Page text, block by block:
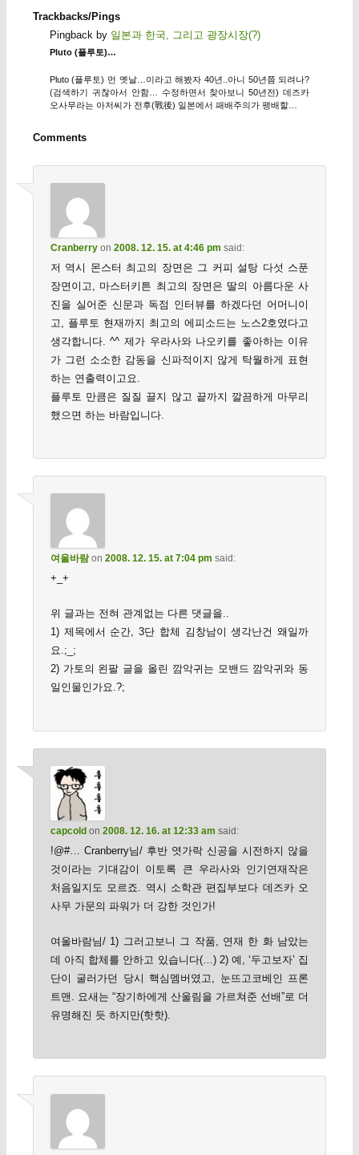
Trackbacks/Pings
Pingback by 일본과 한국, 그리고 광장시장(?)
Pluto (플루토)…
Pluto (플루토) 먼 옛날…이라고 해봤자 40년..아니 50년쯤 되려나?
(검색하기 귀찮아서 안함… 수정하면서 찾아보니 50년전) 데즈카
오사무라는 아저씨가 전후(戰後) 일본에서 패배주의가 팽배할…
Comments
Cranberryon 2008. 12. 15. at 4:46 pm said:
저 역시 몬스터 최고의 장면은 그 커피 설탕 다섯 스푼
장면이고, 마스터키튼 최고의 장면은 딸의 아름다운 사
진을 실어준 신문과 독점 인터뷰를 하겠다던 어머니이
고, 플루토 현재까지 최고의 에피소드는 노스2호였다고
생각합니다. ^^ 제가 우라사와 나오키를 좋아하는 이유
가 그런 소소한 감동을 신파적이지 않게 탁월하게 표현
하는 연출력이고요.
플루토 만큼은 질질 끌지 않고 끝까지 깔끔하게 마무리
했으면 하는 바람입니다.
여울바람on 2008. 12. 15. at 7:04 pm said:
+_+
위 글과는 전혀 관계없는 다른 댓글을..
1) 제목에서 순간, 3단 합체 김창남이 생각난건 왜일까
요.;_;
2) 가토의 왼팔 글을 올린 깜악귀는 모밴드 깜악귀와 동
일인물인가요.?;
capcoldon 2008. 12. 16. at 12:33 am said:
!@#… Cranberry님/ 후반 엿가락 신공을 시전하지 않을
것이라는 기대감이 이토록 큰 우라사와 인기연재작은
처음일지도 모르죠. 역시 소학관 편집부보다 데즈카 오
사무 가문의 파워가 더 강한 것인가!
여울바람님/ 1) 그러고보니 그 작품, 연재 한 화 남았는
데 아직 합체를 안하고 있습니다(…) 2) 예, ‘두고보자’ 집
단이 굴러가던 당시 핵심멤버였고, 눈뜨고코베인 프론
트맨. 요새는 “장기하에게 산울림을 가르쳐준 선배”로 더
유명해진 듯 하지만(핫핫).